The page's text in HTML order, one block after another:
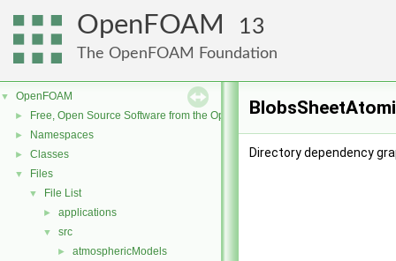
OpenFOAM 13
The OpenFOAM Foundation
▼ OpenFOAM
► Free, Open Source Software from the OpenFOAM Foundation
► Namespaces
► Classes
▼ Files
▼ File List
► applications
▼ src
► atmosphericModels
Directory dependency